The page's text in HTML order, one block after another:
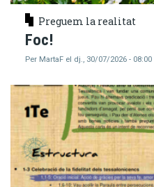
Preguem la realitat
Foc!
Per MartaF el dj., 30/07/2026 - 08:00